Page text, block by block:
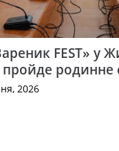
FEST» у
родинне
2026